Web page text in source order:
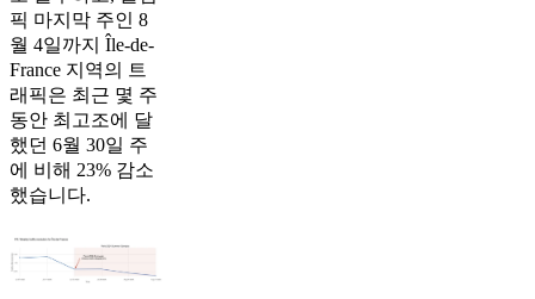
픽 마지막 주인 8
월 4일까지 Île-de-
France 지역의 트
래픽은 최근 몇 주
동안 최고조에 달
했던 6월 30일 주
에 비해 23% 감소
했습니다.